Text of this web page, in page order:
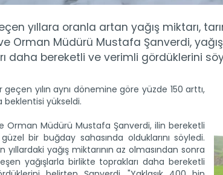
yıllara oranla artan yağış miktarı,
Orman Müdürü Mustafa Şanverdi,
daha bereketli ve verimli gördüklerini
geçen yılın aynı dönemine göre yüzde 150 arttı,
beklentisi yükseldi.
Orman Müdürü Mustafa Şanverdi, ilin bereketli
bir buğday sahasında olduklarını söyledi.
yıllardaki yağış miktarının az olmasından sonra
yağışlarla birlikte toprakları daha bereketli